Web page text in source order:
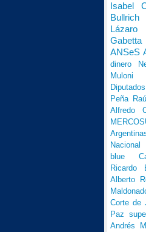
Isabel
Bullrich
ANSeS
dinero
Muloni
Peña
Alfredo
blue
Ricardo
Alberto
Corte de
Paz
Andrés